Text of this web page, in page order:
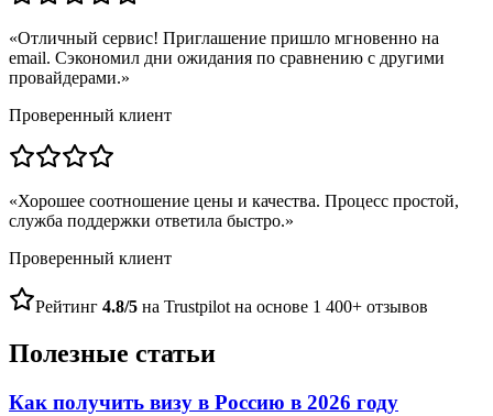
«Отличный сервис! Приглашение пришло мгновенно на
email. Сэкономил дни ожидания по сравнению с другими
провайдерами.»
Проверенный клиент
«Хорошее соотношение цены и качества. Процесс простой,
служба поддержки ответила быстро.»
Проверенный клиент
Рейтинг 4.8/5 на Trustpilot на основе 1 400+ отзывов
Полезные статьи
Как получить визу в Россию в 2026 году